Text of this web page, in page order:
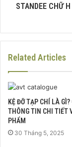
STANDEE CHỮ
Related Articles
KỆ ĐỠ TẠP CHÍ LÀ
THÔNG TIN CHI TIẾT
PHẨM
30 Tháng 5, 2025